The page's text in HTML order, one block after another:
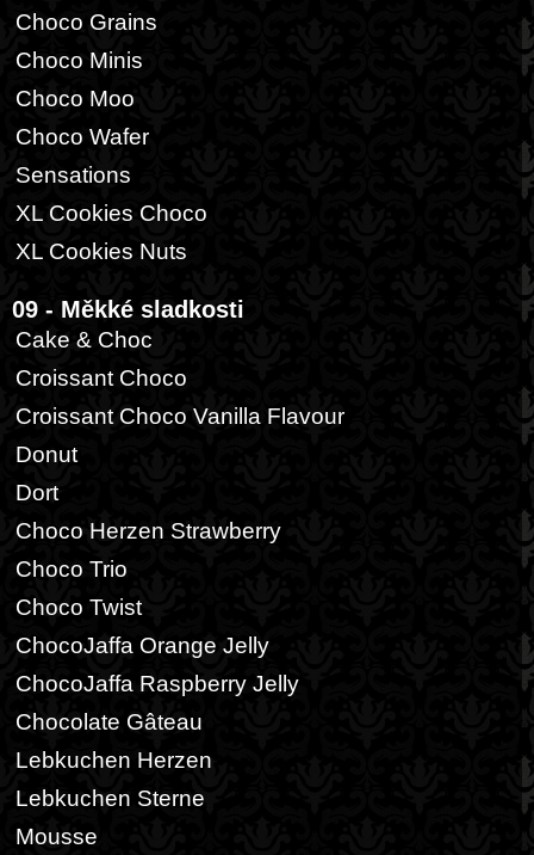
Choco Grains
Choco Minis
Choco Moo
Choco Wafer
Sensations
XL Cookies Choco
XL Cookies Nuts
09 - Měkké sladkosti
Cake & Choc
Croissant Choco
Croissant Choco Vanilla Flavour
Donut
Dort
Choco Herzen Strawberry
Choco Trio
Choco Twist
ChocoJaffa Orange Jelly
ChocoJaffa Raspberry Jelly
Chocolate Gâteau
Lebkuchen Herzen
Lebkuchen Sterne
Mousse